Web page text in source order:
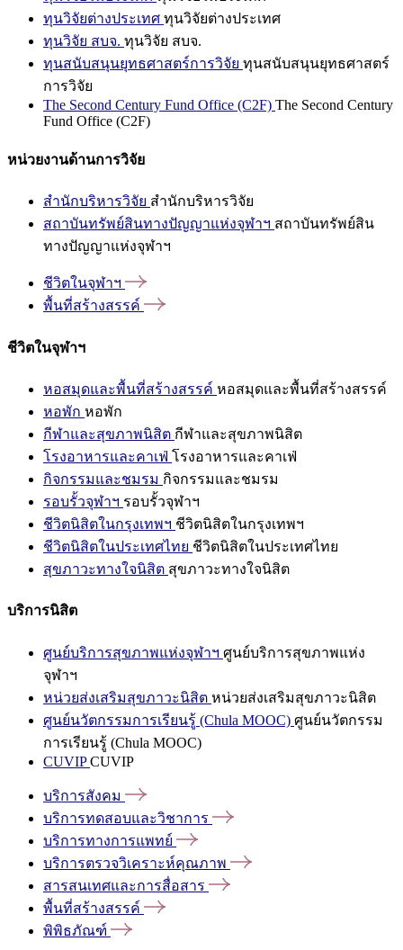
ทุนวิจัยต่างประเทศ ทุนวิจัยต่างประเทศ
ทุนวิจัย สบจ. ทุนวิจัย สบจ.
ทุนสนับสนุนยุทธศาสตร์การวิจัย ทุนสนับสนุนยุทธศาสตร์
การวิจัย
The Second Century Fund Office (C2F) The Second Century
Fund Office (C2F)
หน่วยงานด้านการวิจัย
สำนักบริหารวิจัย สำนักบริหารวิจัย
สถาบันทรัพย์สินทางปัญญาแห่งจุฬาฯ สถาบันทรัพย์สิน
ทางปัญญาแห่งจุฬาฯ
ชีวิตในจุฬาฯ
พื้นที่สร้างสรรค์
ชีวิตในจุฬาฯ
หอสมุดและพื้นที่สร้างสรรค์ หอสมุดและพื้นที่สร้างสรรค์
หอพัก หอพัก
กีฬาและสุขภาพนิสิต กีฬาและสุขภาพนิสิต
โรงอาหารและคาเฟ่ โรงอาหารและคาเฟ่
กิจกรรมและชมรม กิจกรรมและชมรม
รอบรั้วจุฬาฯ รอบรั้วจุฬาฯ
ชีวิตนิสิตในกรุงเทพฯ ชีวิตนิสิตในกรุงเทพฯ
ชีวิตนิสิตในประเทศไทย ชีวิตนิสิตในประเทศไทย
สุขภาวะทางใจนิสิต สุขภาวะทางใจนิสิต
บริการนิสิต
ศูนย์บริการสุขภาพแห่งจุฬาฯ ศูนย์บริการสุขภาพแห่ง
จุฬาฯ
หน่วยส่งเสริมสุขภาวะนิสิต หน่วยส่งเสริมสุขภาวะนิสิต
ศูนย์นวัตกรรมการเรียนรู้ (Chula MOOC) ศูนย์นวัตกรรม
การเรียนรู้ (Chula MOOC)
CUVIPCUVIP
บริการสังคม
บริการทดสอบและวิชาการ
บริการทางการแพทย์
บริการตรวจวิเคราะห์คุณภาพ
สารสนเทศและการสื่อสาร
พื้นที่สร้างสรรค์
พิพิธภัณฑ์